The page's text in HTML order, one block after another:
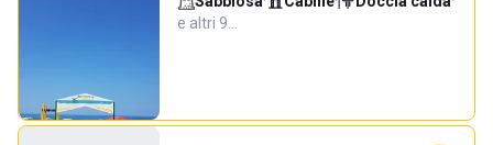
e altri 9…